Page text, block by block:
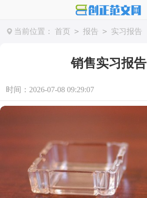
当前位置： 首页 > 报告 > 实习报告
销售实习报告
时间：2026-07-08 09:29:07